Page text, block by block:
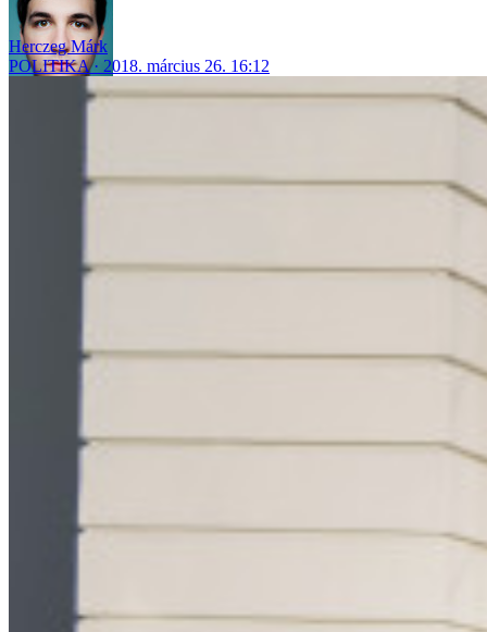
Herczeg Márk
POLITIKA
2018. március 26. 16:12